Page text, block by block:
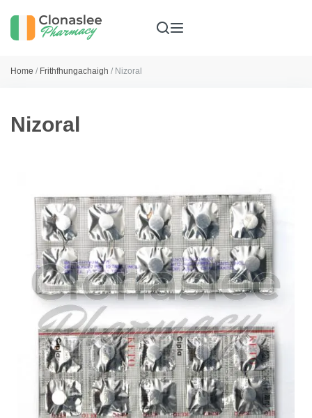
Home / Frithfhungachaigh / Nizoral
Nizoral